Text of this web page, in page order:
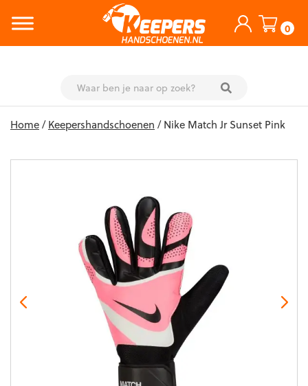
0
Home/Keepershandschoenen / Nike Match Jr Sunset Pink